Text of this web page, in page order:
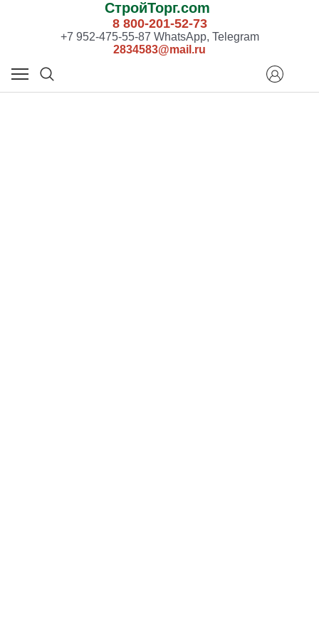
СтройТорг.com
8 800-201-52-73
+7 952-475-55-87 WhatsApp, Telegram
2834583@mail.ru